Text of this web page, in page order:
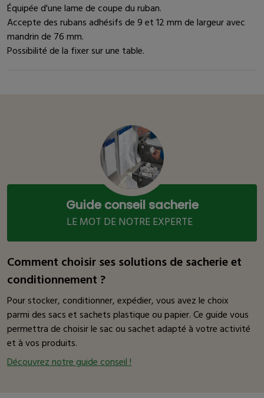
Équipée d'une lame de coupe du ruban.
Accepte des rubans adhésifs de 9 et 12 mm de largeur avec
mandrin de 76 mm.
Possibilité de la fixer sur une table.
Guide conseil sacherie
LE MOT DE NOTRE EXPERTE
Comment choisir ses solutions de sacherie et
conditionnement ?
Pour stocker, conditionner, expédier, vous avez le choix
parmi des sacs et sachets plastique ou papier. Ce guide vous
permettra de choisir le sac ou sachet adapté à votre activité
et à vos produits.
Découvrez notre guide conseil !